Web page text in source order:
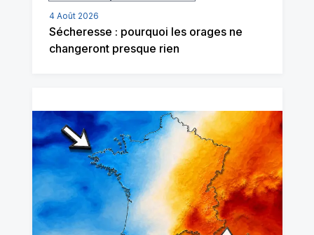
4 Août 2026
Sécheresse : pourquoi les orages ne
changeront presque rien